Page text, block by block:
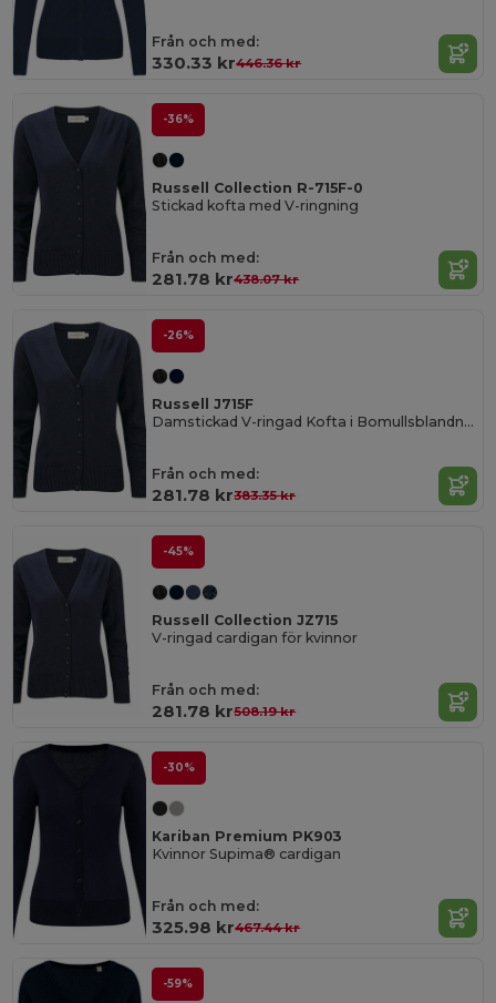
Från och med:
330.33 kr446.36 kr
-36%
Russell Collection R-715F-0
Stickad kofta med V-ringning
Från och med:
281.78 kr438.07 kr
-26%
Russell J715F
Damstickad V-ringad Kofta i Bomullsblandning
Från och med:
281.78 kr383.35 kr
-45%
Russell Collection JZ715
V-ringad cardigan för kvinnor
Från och med:
281.78 kr508.19 kr
-30%
Kariban Premium PK903
Kvinnor Supima® cardigan
Från och med:
325.98 kr467.44 kr
-59%